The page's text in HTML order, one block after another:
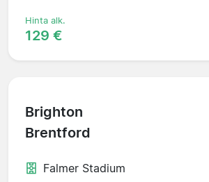
Hinta alk.
129 €
Brighton
Brentford
Falmer Stadium